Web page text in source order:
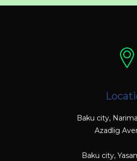
Baku city,
Azadlig
Baku city,